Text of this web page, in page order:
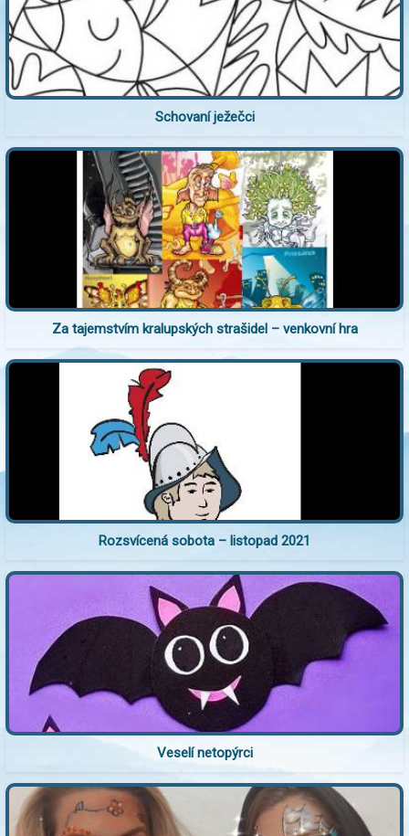
Schovaní ježečci
Za tajemstvím kralupských strašidel – venkovní hra
Rozsvícená sobota – listopad 2021
Veselí netopýrci